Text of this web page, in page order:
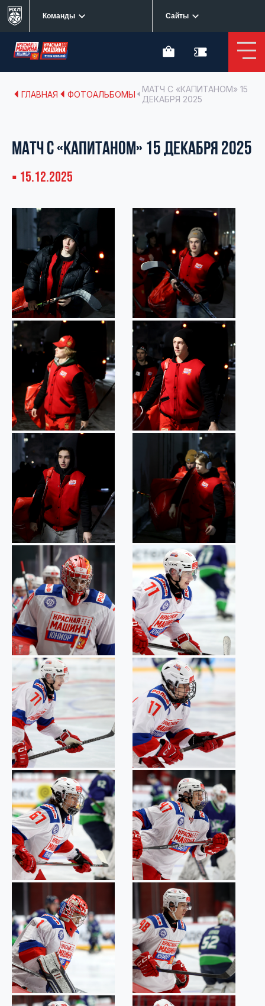
Команды Сайты
ГЛАВНАЯ ФОТОАЛЬБОМЫ
МАТЧ С «КАПИТАНОМ» 15
ДЕКАБРЯ 2025
МАТЧ С «КАПИТАНОМ» 15 ДЕКАБРЯ 2025
▪ 15.12.2025